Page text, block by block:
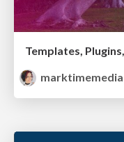
marktimemedia